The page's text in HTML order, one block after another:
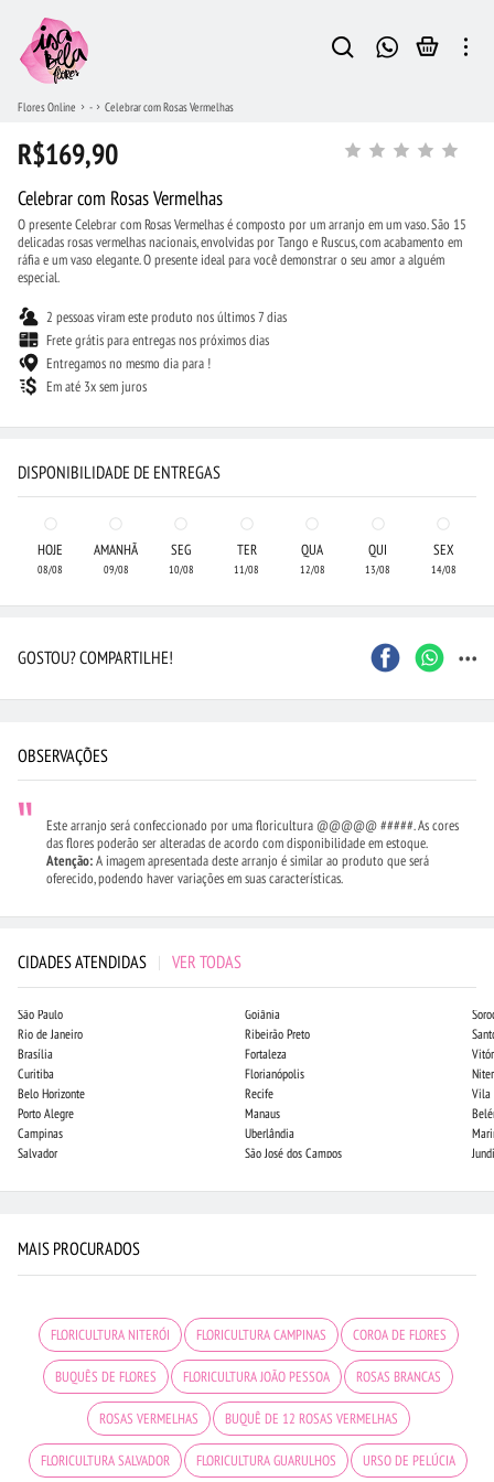
Flores Online - Celebrar com Rosas Vermelhas
R$169,90
Celebrar com Rosas Vermelhas
O presente Celebrar com Rosas Vermelhas é composto por um arranjo em um vaso. São 15
delicadas rosas vermelhas nacionais, envolvidas por Tango e Ruscus, com acabamento em
ráfia e um vaso elegante. O presente ideal para você demonstrar o seu amor a alguém
especial.
2 pessoas viram este produto nos últimos 7 dias
Frete grátis para entregas nos próximos dias
Entregamos no mesmo dia para !
Em até 3x sem juros
DISPONIBILIDADE DE ENTREGAS
HOJE
08/08
AMANHÃ
09/08
SEG
10/08
TER
11/08
QUA
12/08
QUI
13/08
SEX
14/08
GOSTOU? COMPARTILHE! ...
OBSERVAÇÕES
Este arranjo será confeccionado por uma floricultura @@@@@ #####. As cores
das flores poderão ser alteradas de acordo com disponibilidade em estoque.
Atenção:A imagem apresentada deste arranjo é similar ao produto que será
oferecido, podendo haver variações em suas características.
CIDADES ATENDIDAS | VER TODAS
São Paulo
Rio de Janeiro
Brasília
Curitiba
Belo Horizonte
Porto Alegre
Campinas
Salvador
Goiânia
Ribeirão Preto
Fortaleza
Florianópolis
Recife
Manaus
Uberlândia
São José dos Campos
Vila
MAIS PROCURADOS
FLORICULTURA NITERÓI FLORICULTURA CAMPINAS COROA DE FLORES
BUQUÊS DE FLORES FLORICULTURA JOÃO PESSOA ROSAS BRANCAS
ROSAS VERMELHAS BUQUÊ DE 12 ROSAS VERMELHAS
FLORICULTURA SALVADOR FLORICULTURA GUARULHOS URSO DE PELÚCIA